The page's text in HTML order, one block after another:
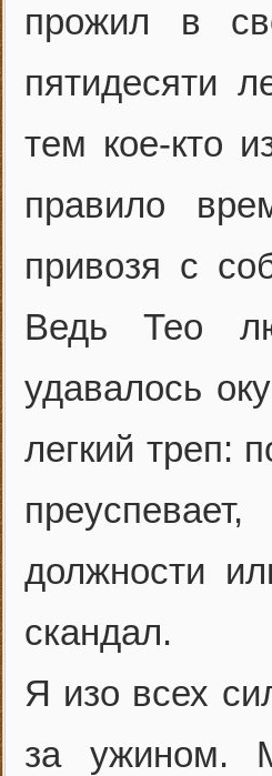
прожил в
пятидесяти
тем кое-кто
правило
привозя с
Ведь Тео
удавалось
легкий треп:
должности
скандал.
Я изо всех
за ужином.